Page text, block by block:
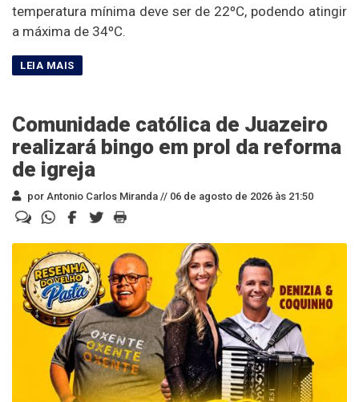
temperatura mínima deve ser de 22ºC, podendo atingir
a máxima de 34ºC.
Comunidade católica de Juazeiro
realizará bingo em prol da reforma
de igreja
por Antonio Carlos Miranda // 06 de agosto de 2026 às 21:50